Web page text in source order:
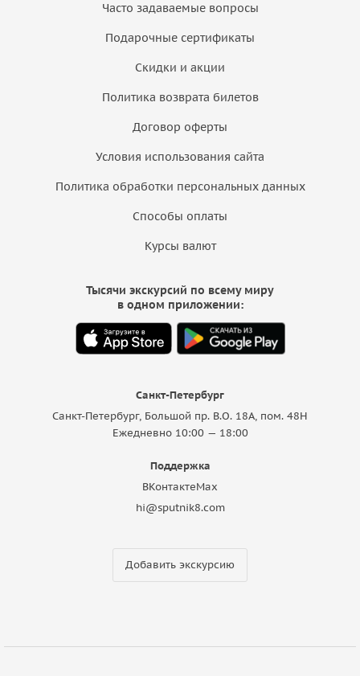
Часто задаваемые вопросы
Подарочные сертификаты
Скидки и акции
Политика возврата билетов
Договор оферты
Условия использования сайта
Политика обработки персональных данных
Способы оплаты
Курсы валют
Санкт-Петербург
Санкт-Петербург, Большой пр. В.О. 18A, пом. 48Н
Ежедневно 10:00 — 18:00
Поддержка
ВКонтактеMax
hi@sputnik8.com
Добавить экскурсию
Тысячи экскурсий по всему миру
в одном приложении: